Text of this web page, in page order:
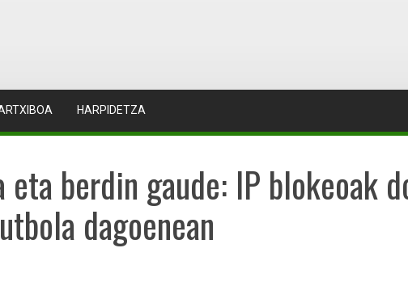
HARPIDETZA
berdin gaude: IP blokeoak
dagoenean